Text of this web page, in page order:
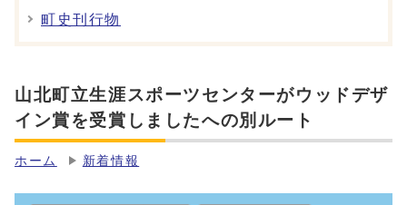
町史刊行物
山北町立生涯スポーツセンターがウッドデザ
イン賞を受賞しましたへの別ルート
ホーム 新着情報